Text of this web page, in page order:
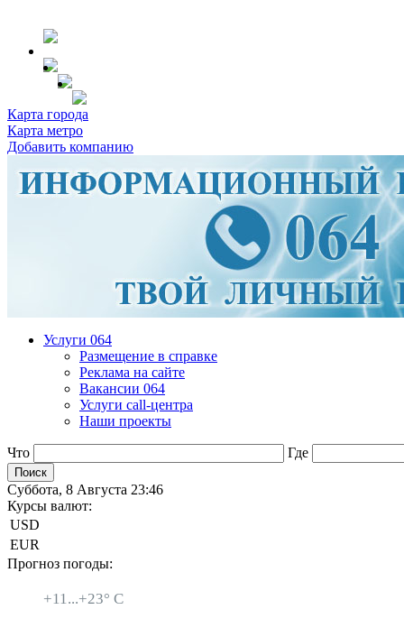
Карта города
Карта метро
Добавить компанию
Услуги 064
Размещение в справке
Реклама на сайте
Вакансии 064
Услуги call-центра
Наши проекты
Что Где
Суббота, 8 Августа 23:46
Курсы валют:
USD
EUR
Прогноз погоды:
+11...+23° C